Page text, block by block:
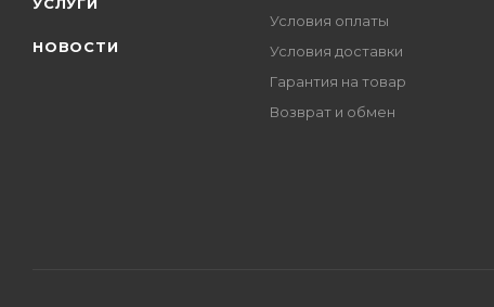
НОВОСТИ
Условия оплаты
Условия доставки
Гарантия на товар
Возврат и обмен